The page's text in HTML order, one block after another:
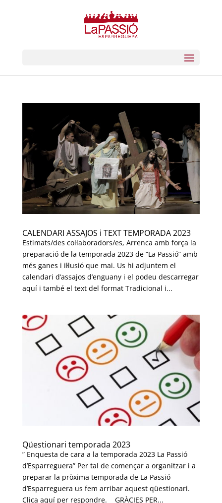
CALENDARI ASSAJOS i TEXT TEMPORADA 2023
Estimats/des col·laboradors/es, Arrenca amb força la
preparació de la temporada 2023 de “La Passió” amb
més ganes i il·lusió que mai. Us hi adjuntem el
calendari d’assajos d’enguany i el podeu descarregar
aquí i també el text del format Tradicional i...
Qüestionari temporada 2023
” Enquesta de cara a la temporada 2023 La Passió
d’Esparreguera” Per tal de començar a organitzar i a
preparar la pròxima temporada de La Passió
d’Esparreguera us fem arribar aquest qüestionari.
Clica aquí per respondre. GRÀCIES PER...